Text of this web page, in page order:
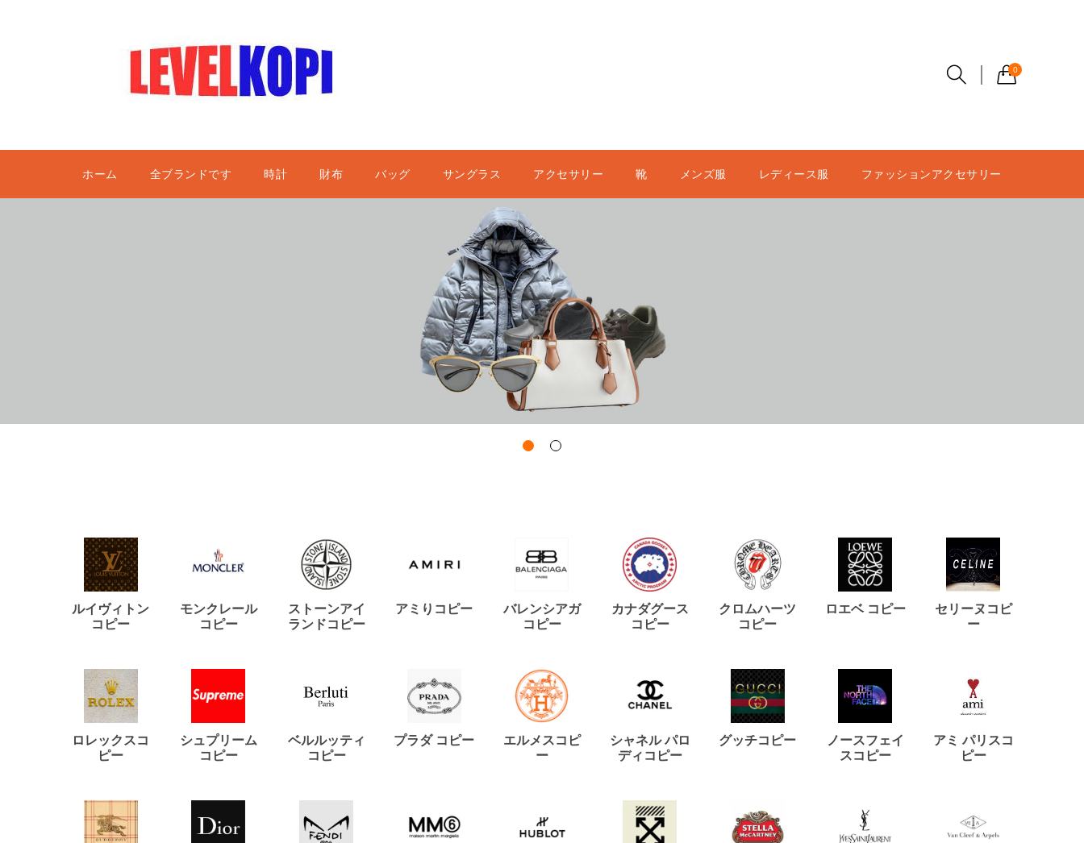
0
ホーム 全ブランドです 時計 財布 バッグ サングラス アクセサリー 靴 メンズ服 レディース服 ファッションアクセサリー
ルイヴィトン
コピー
モンクレール
コピー
ストーンアイ
ランドコピー
アミりコピー
バレンシアガ
コピー
カナダグース
コピー
クロムハーツ
コピー
ロエベ コピー
セリーヌコピ
ー
ロレックスコ
ピー
シュプリーム
コピー
ベルルッティ
コピー
プラダ コピー
エルメスコピ
ー
シャネル パロ
ディコピー
グッチコピー
ノースフェイ
スコピー
アミ パリスコ
ピー